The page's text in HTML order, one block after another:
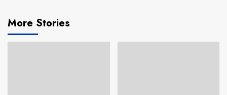
More Stories